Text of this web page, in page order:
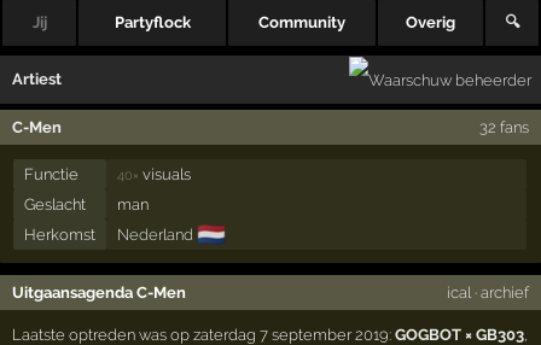
Jij Partyflock Community Overig 🔍
Artiest
C-Men 32 fans
Functie 40× visuals
Geslacht
man
Herkomst
Nederland 🇳🇱
Uitgaansagenda C-Men ical· archief
Laatste optreden was op zaterdag 7 september 2019:GOGBOT × GB303